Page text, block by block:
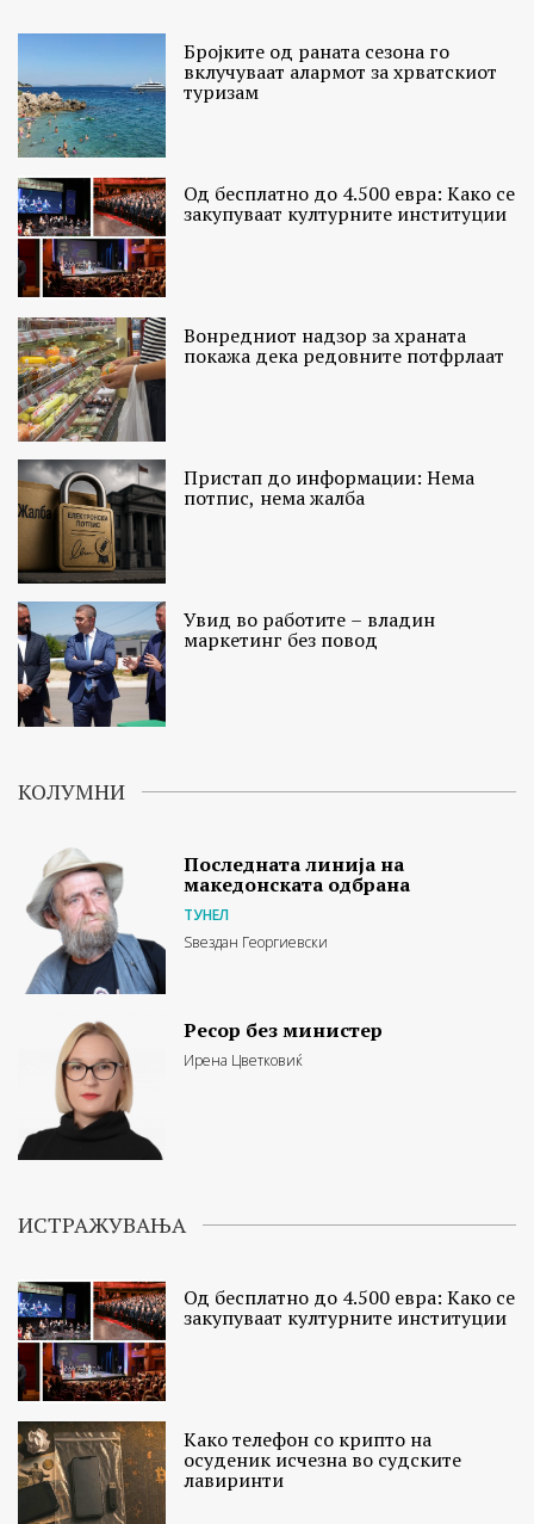
Бројките од раната сезона го
вклучуваат алармот за хрватскиот
туризам
Од бесплатно до 4.500 евра: Како се
закупуваат културните институции
Вонредниот надзор за храната
покажа дека редовните потфрлаат
Пристап до информации: Нема
потпис, нема жалба
Увид во работите – владин
маркетинг без повод
КОЛУМНИ
Последната линија на
македонската одбрана
ТУНЕЛ
Ѕвездан Георгиевски
Ресор без министер
Ирена Цветковиќ
ИСТРАЖУВАЊА
Од бесплатно до 4.500 евра: Како се
закупуваат културните институции
Како телефон со крипто на
осуденик исчезна во судските
лавиринти